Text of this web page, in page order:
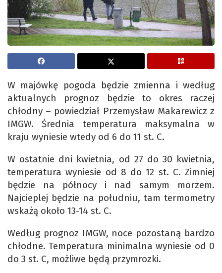
W majówkę pogoda będzie zmienna i według
aktualnych prognoz będzie to okres raczej
chłodny – powiedział Przemysław Makarewicz z
IMGW. Średnia temperatura maksymalna w
kraju wyniesie wtedy od 6 do 11 st. C.
W ostatnie dni kwietnia, od 27 do 30 kwietnia,
temperatura wyniesie od 8 do 12 st. C. Zimniej
będzie na północy i nad samym morzem.
Najcieplej będzie na południu, tam termometry
wskażą około 13-14 st. C.
Według prognoz IMGW, noce pozostaną bardzo
chłodne. Temperatura minimalna wyniesie od 0
do 3 st. C, możliwe będą przymrozki.